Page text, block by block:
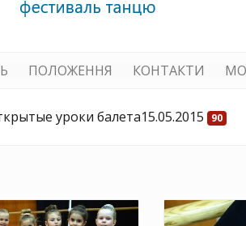
ПОЛОЖЕННЯ КОНТАКТИ
уроки балета15.05.2015 90